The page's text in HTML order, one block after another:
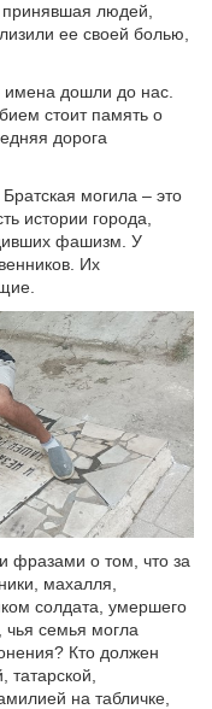
людей,
ее своей болью,
имена дошли до нас.
стоит память о
дорога
могила – это
истории города,
фашизм. У
Их
фразами о том, что за
махалля,
солдата, умершего
чья семья могла
Кто должен
татарской,
на табличке,